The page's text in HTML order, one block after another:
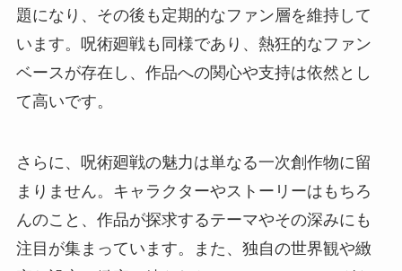
題になり、その後も定期的なファン層を維持して
います。呪術廻戦も同様であり、熱狂的なファン
ベースが存在し、作品への関心や支持は依然とし
て高いです。
さらに、呪術廻戦の魅力は単なる一次創作物に留
まりません。キャラクターやストーリーはもちろ
んのこと、作品が探求するテーマやその深みにも
注目が集まっています。また、独自の世界観や緻